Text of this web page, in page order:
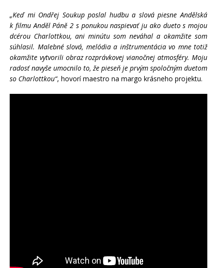
„Keď mi Ondřej Soukup poslal hudbu a slová piesne Andělská
k filmu Anděl Páně 2 s ponukou naspievať ju ako dueto s mojou
dcérou Charlottkou, ani minútu som neváhal a okamžite som
súhlasil. Malebné slová, melódia a inštrumentácia vo mne totiž
okamžite vytvorili obraz rozprávkovej vianočnej atmosféry. Moju
radosť navyše umocnilo to, že pieseň je prvým spoločným duetom
so Charlottkou“, hovorí maestro na margo krásneho projektu.